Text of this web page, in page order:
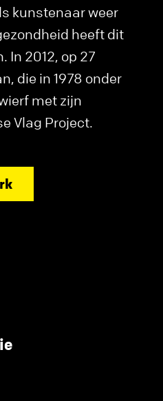
kunstenaar weer
heeft dit
In 2012, op 27
die in 1978 onder
met zijn
Vlag Project.